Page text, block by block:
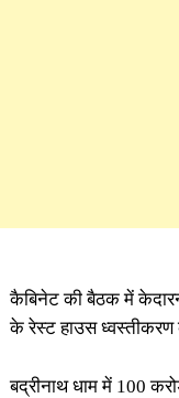
कैबिनेट की बैठक में
के रेस्ट हाउस ध्वस्तीकरण
बद्रीनाथ धाम में 100